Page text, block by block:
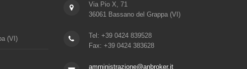
(VI)
Via Pio X, 71
36061 Bassano del Grappa (VI)
Tel: +39 0424 839528
Fax: +39 0424 383628
amministrazione@anbroker.it